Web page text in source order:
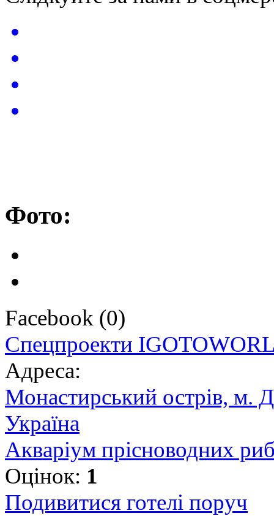
Фото:
Facebook (0)
Спецпроекти
Адреса:
Монастирський острів, м.
Україна
Акваріум прісноводних
Оцінок: 1
Подивитися готелі поруч